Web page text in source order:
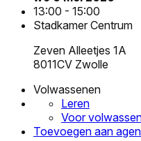
13:00 - 15:00
Stadkamer Centrum
Zeven Alleetjes 1A
8011CV Zwolle
Volwassenen
Leren
Voor
Toevoegen aan